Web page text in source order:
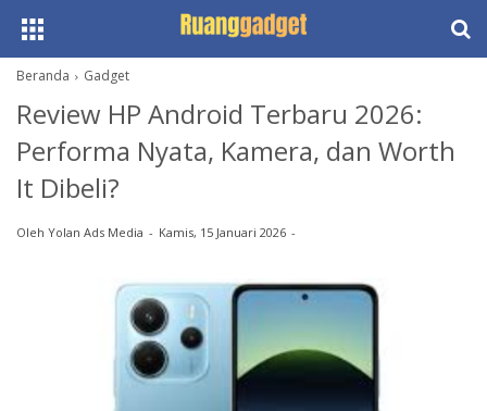
Beranda Gadget
Review HP Android Terbaru 2026:
Performa Nyata, Kamera, dan Worth
It Dibeli?
Oleh Yolan Ads Media Kamis, 15 Januari 2026